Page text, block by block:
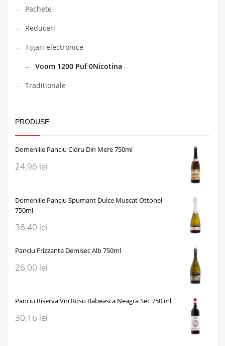
Pachete
Reduceri
Tigari electronice
Voom 1200 Puf 0Nicotina
Traditionale
PRODUSE
Domeniile Panciu Cidru Din Mere 750ml
24,96 lei
Domeniile Panciu Spumant Dulce Muscat Ottonel
750ml
36,40 lei
Panciu Frizzante Demisec Alb 750ml
26,00 lei
Panciu Riserva Vin Rosu Babeasca Neagra Sec 750 ml
30,16 lei